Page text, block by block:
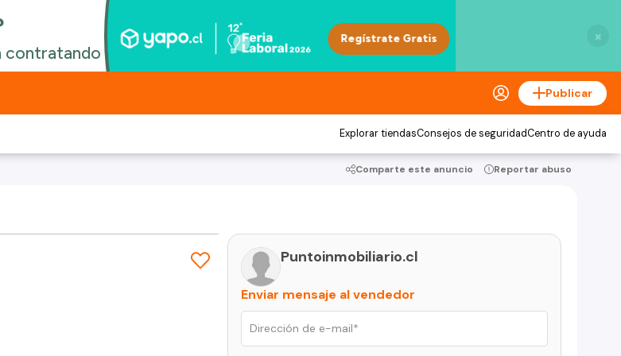
×
Publicar
Explorar tiendasConsejos de seguridadCentro de ayuda
Comparte este anuncio Reportar abuso
Puntoinmobiliario.cl
Enviar mensaje al vendedor